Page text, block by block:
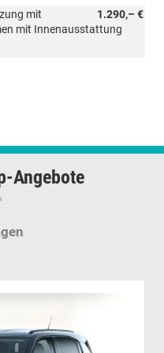
1.290,– €
mit
mit Innenausstattung
Angebote